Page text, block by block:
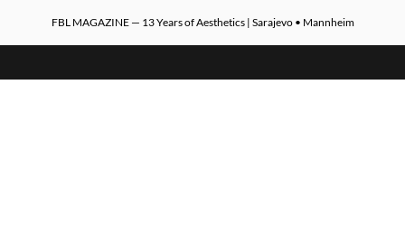
FBL MAGAZINE — 13 Years of Aesthetics | Sarajevo • Mannheim